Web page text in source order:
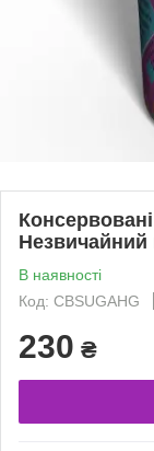
Незвичайний
В наявності
Код: CBSUGAHG
230 ₴